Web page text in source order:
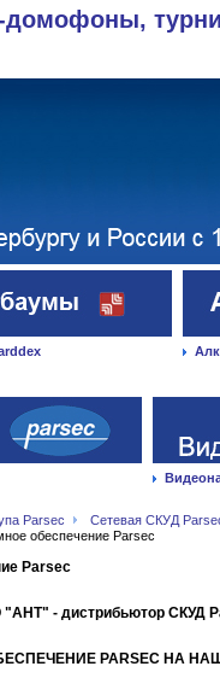
домофоны,
Parsec
Сетевая СКУД
обеспечение Parsec
Parsec
- дистрибьютор СКУД
PARSEC НА